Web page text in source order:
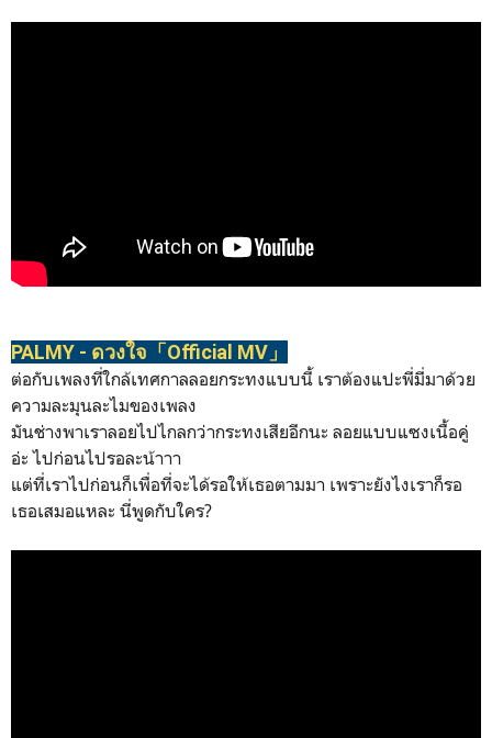
PALMY - ดวงใจ「Official MV」
ต่อกับเพลงที่ใกล้เทศกาลลอยกระทงแบบนี้ เราต้องแปะพี่มี่มาด้วย
ความละมุนละไมของเพลง
มันช่างพาเราลอยไปไกลกว่ากระทงเสียอีกนะ ลอยแบบแซงเนื้อคู่
อ่ะ ไปก่อนไปรอละน้าาา
แต่ที่เราไปก่อนก็เพื่อที่จะได้รอให้เธอตามมา เพราะยังไงเราก็รอ
เธอเสมอแหละ นี่พูดกับใคร?